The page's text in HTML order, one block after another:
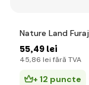
Nature Land
55,49 lei
45,86 lei fără TVA
+ 12 puncte